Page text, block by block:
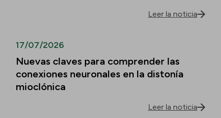
Leer la noticia
17/07/2026
Nuevas claves para comprender las
conexiones neuronales en la distonía
mioclónica
Leer la noticia